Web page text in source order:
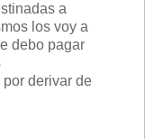
a
los voy a
debo pagar
derivar de